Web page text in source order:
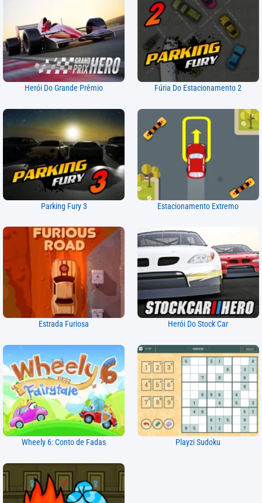
Herói Do Grande Prêmio Fúria Do Estacionamento 2
Parking Fury 3 Estacionamento Extremo
Estrada Furiosa Herói Do Stock Car
Wheely 6: Conto de Fadas Playzi Sudoku